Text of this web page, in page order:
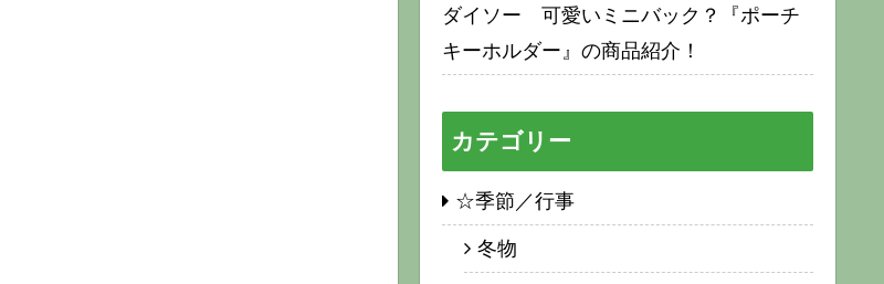
ダイソー 可愛いミニバック？『ポーチ
キーホルダー』の商品紹介！
カテゴリー
☆季節／行事
冬物